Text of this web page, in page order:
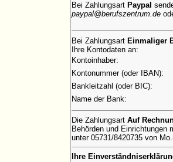
Bei Zahlungsart Paypal
paypal@berufszentrum.de
Bei Zahlungsart Einmaliger
Ihre Kontodaten an:
Kontoinhaber:
Kontonummer (oder IBAN):
Bankleitzahl (oder BIC):
Name der Bank:
Die Zahlungsart Auf
Behörden und Einrichtungen
unter 05731/8420735 von
Ihre